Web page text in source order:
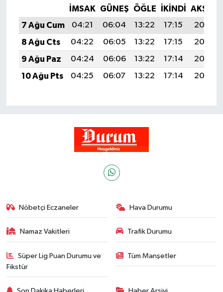
İMSAK GÜNEŞ ÖĞLE İKINDI
AKŞAM
7 Ağu Cum
04:21 06:04 13:22 17:15
20:30
8 Ağu Cts
04:22 06:05 13:22 17:15
20:29
9 Ağu Paz
04:24 06:06 13:22 17:14
20:27
10 Ağu Pts
04:25 06:07 13:22 17:14 20:26
Nöbetçi Eczaneler Hava Durumu
Namaz Vakitleri Trafik Durumu
Süper Lig Puan Durumu ve
Fikstür
Tüm Manşetler